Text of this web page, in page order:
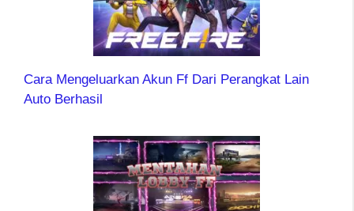
Cara Mengeluarkan Akun Ff Dari Perangkat Lain
Auto Berhasil